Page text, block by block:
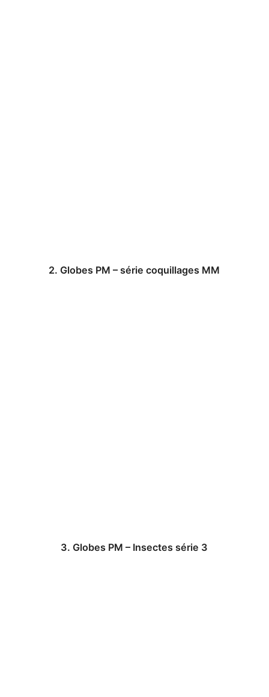
2. Globes PM – série coquillages MM
3. Globes PM – Insectes série 3